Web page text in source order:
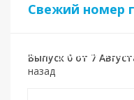
бойца ММА и
принял участие в
Свежий номер
Выпуск 0 от 7
назад